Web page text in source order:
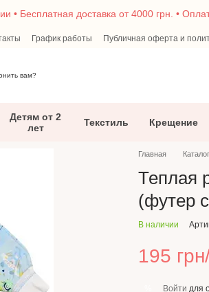
• Бесплатная доставка от 4000 грн. •
График работы Публичная оферта и
вам?
Детям от 2
лет
Текстиль Крещение
Главная
Теплая
(футер
В наличии
195
Войти для